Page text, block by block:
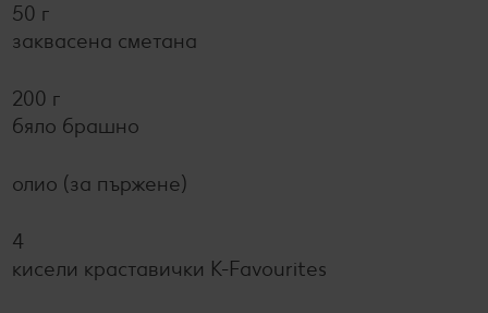
50 г
заквасена сметана
200 г
бяло брашно
олио (за пържене)
4
кисели краставички K-Favourites